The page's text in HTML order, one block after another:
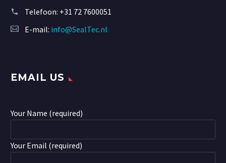
Telefoon: +31 72 7600051
E-mail: info@SealTec.nl
EMAIL US
Your Name (required)
Your Email (required)